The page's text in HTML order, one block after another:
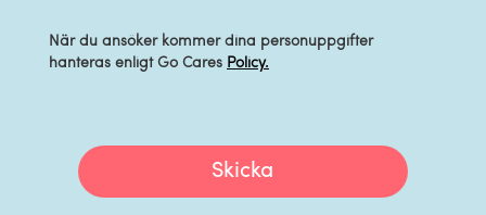
När du ansöker kommer dina personuppgifter
hanteras enligt Go Cares Policy.